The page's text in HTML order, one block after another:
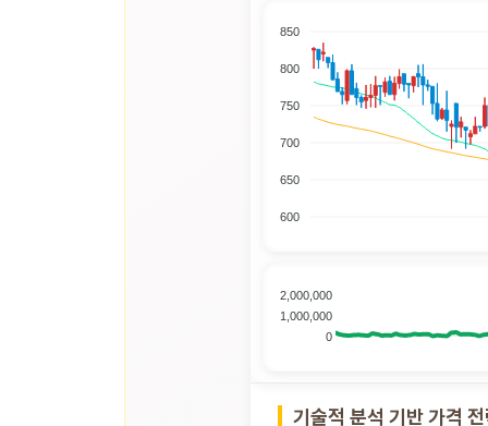
850
800
750
700
650
600
2,000,000
1,000,000
0
기술적 분석 기반 가격